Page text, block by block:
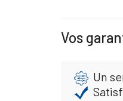
Vos
Un